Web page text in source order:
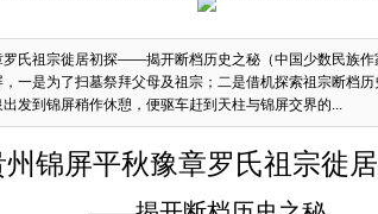
罗氏祖宗徙居初探——揭开断档历史之秘（中国少数民族作
一是为了扫墓祭拜父母及祖宗；二是借机探索祖宗断档
发到锦屏稍作休憩，便驱车赶到天柱与锦屏交界的...
州锦屏平秋豫章罗氏祖宗徙